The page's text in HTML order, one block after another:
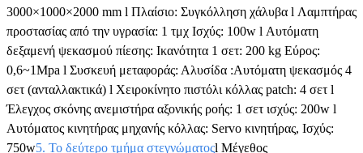
3000×1000×2000 mm l Πλαίσιο: Συγκόλληση χάλυβα l Λαμπτήρας
προστασίας από την υγρασία: 1 τμχ Ισχύς: 100w l Αυτόματη
δεξαμενή ψεκασμού πίεσης: Ικανότητα 1 σετ: 200 kg Εύρος:
0,6~1Mpa l Συσκευή μεταφοράς: Αλυσίδα :Αυτόματη ψεκασμός 4
σετ (ανταλλακτικά) l Χειροκίνητο πιστόλι κόλλας patch: 4 σετ l
Έλεγχος σκόνης ανεμιστήρα αξονικής ροής: 1 σετ ισχύς: 200w l
Αυτόματος κινητήρας μηχανής κόλλας: Servo κινητήρας, Ισχύς:
750w5. Το δεύτερο τμήμα στεγνώματοςl Μέγεθος